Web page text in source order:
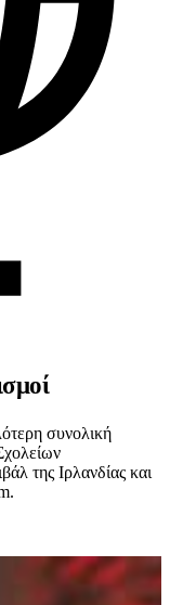
συνολική
της Ιρλανδίας και